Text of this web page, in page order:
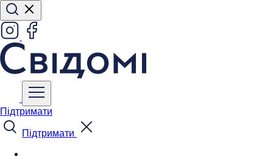
Підтримати
Підтримати